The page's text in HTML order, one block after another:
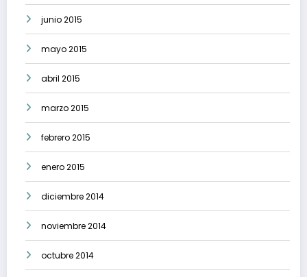
junio 2015
mayo 2015
abril 2015
marzo 2015
febrero 2015
enero 2015
diciembre 2014
noviembre 2014
octubre 2014